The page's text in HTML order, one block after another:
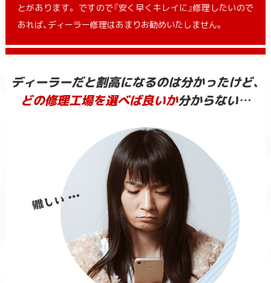
とがあります。 ですので『安く早くキレイに』修理したいので
あれば、ディーラー修理はあまりお勧めいたしません。
ディーラーだと割高になるのは分かったけど、
どの修理工場を選べば良いか分からない…